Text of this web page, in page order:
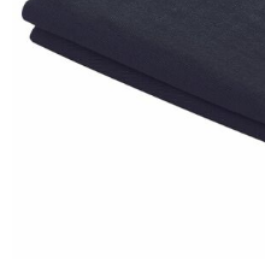
Voetbal, EK en WK
Voor de bouw
Zomergeschenken